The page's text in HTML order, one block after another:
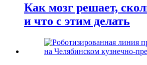
Как мозг решает,
и что с этим делать